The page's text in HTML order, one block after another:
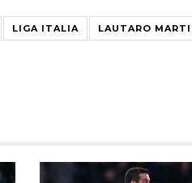
LIGA ITALIA LAUTARO